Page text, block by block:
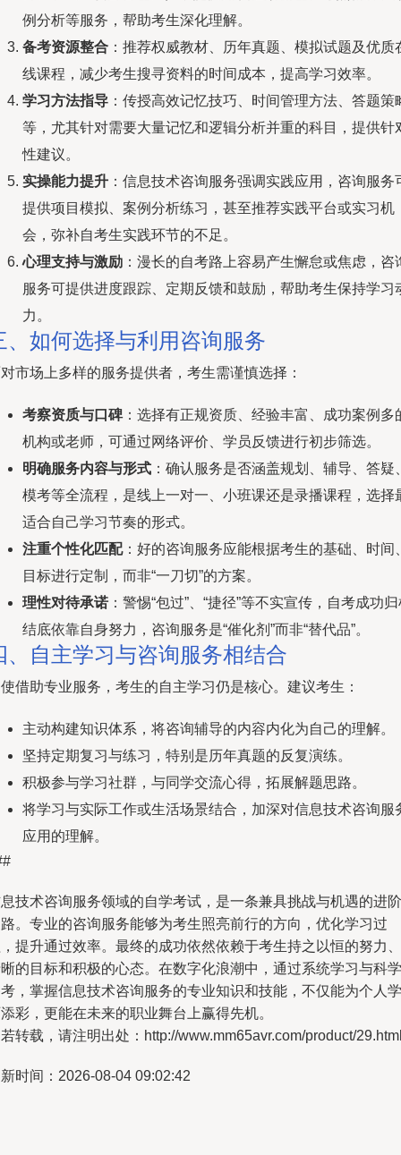
例分析等服务，帮助考生深化理解。
备考资源整合 ：推荐权威教材、历年真题、模拟试题及优质
线课程，减少考生搜寻资料的时间成本，提高学习效率。
学习方法指导 ：传授高效记忆技巧、时间管理方法、答题策
等，尤其针对需要大量记忆和逻辑分析并重的科目，提供针
性建议。
实操能力提升 ：信息技术咨询服务强调实践应用，咨询服务
提供项目模拟、案例分析练习，甚至推荐实践平台或实习机
会，弥补自考生实践环节的不足。
心理支持与激励 ：漫长的自考路上容易产生懈怠或焦虑，咨
服务可提供进度跟踪、定期反馈和鼓励，帮助考生保持学习
力。
、如何选择与利用咨询服务
市场上多样的服务提供者，考生需谨慎选择：
考察资质与口碑：选择有正规资质、经验丰富、成功案例多
机构或老师，可通过网络评价、学员反馈进行初步筛选。
明确服务内容与形式 ：确认服务是否涵盖规划、辅导、答疑
模考等全流程，是线上一对一、小班课还是录播课程，选择
适合自己学习节奏的形式。
注重个性化匹配：好的咨询服务应能根据考生的基础、时间
目标进行定制，而非“一刀切”的方案。
理性对待承诺 ：警惕“包过”、“捷径”等不实宣传，自考成功
结底依靠自身努力，咨询服务是“催化剂”而非“替代品”。
、自主学习与咨询服务相结合
借助专业服务，考生的自主学习仍是核心。建议考生：
主动构建知识体系，将咨询辅导的内容内化为自己的理解。
坚持定期复习与练习，特别是历年真题的反复演练。
积极参与学习社群，与同学交流心得，拓展解题思路。
将学习与实际工作或生活场景结合，加深对信息技术咨询服
应用的理解。
技术咨询服务领域的自学考试，是一条兼具挑战与机遇的进阶
。专业的咨询服务能够为考生照亮前行的方向，优化学习过
提升通过效率。最终的成功依然依赖于考生持之以恒的努力、
的目标和积极的心态。在数字化浪潮中，通过系统学习与科学
，掌握信息技术咨询服务的专业知识和技能，不仅能为个人学
彩，更能在未来的职业舞台上赢得先机。
转载，请注明出处：http://www.mm65avr.com/product/
时间：2026-08-04 09:02:42